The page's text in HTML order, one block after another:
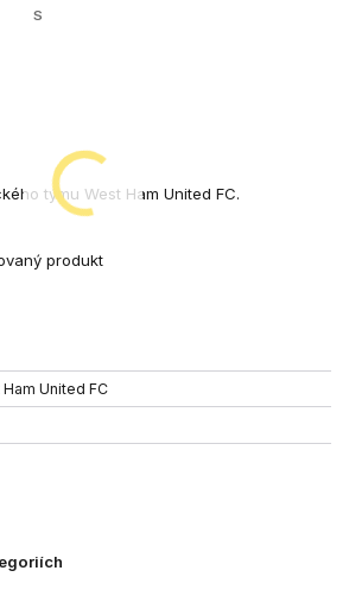
S
týmu West Ham United FC.
produkt
United FC